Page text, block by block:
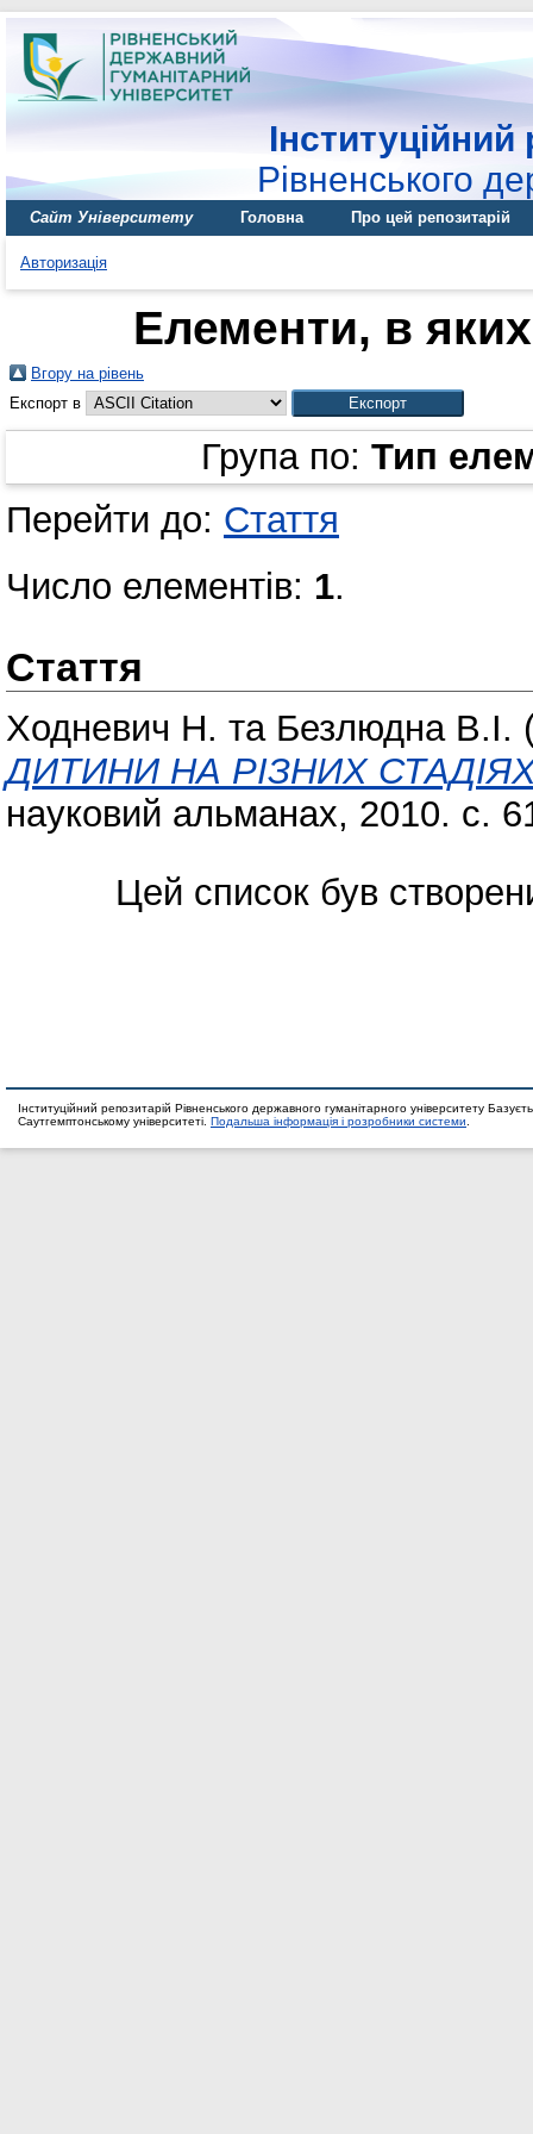
Інституційний
Рівненського
Сайт Університету Головна Про цей репозитарій
Авторизація
Елементи, в
Вгору на рівень
Експорт в
Група по: Тип
Перейти до: Стаття
Число елементів: 1.
Стаття
Ходневич Н. та Безлюдна В.І.
ДИТИНИ НА РІЗНИХ
науковий альманах, 2010. с.
Цей список був
Інституційний репозитарій Рівненського державного гуманітарного університету
Саутгемптонському університеті. Подальша інформація і розробники системи